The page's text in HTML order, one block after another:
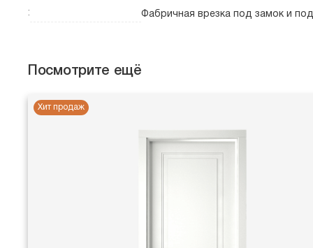
: Фабричная врезка под замок и
Посмотрите ещё
Хит продаж